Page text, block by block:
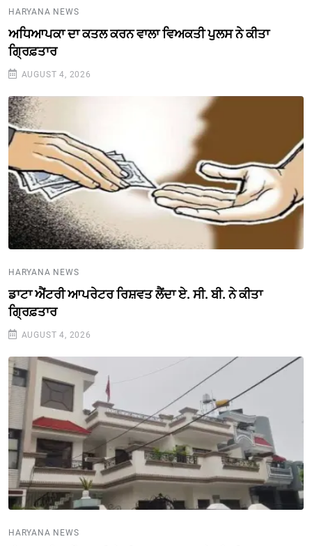
HARYANA NEWS
ਅਧਿਆਪਕਾ ਦਾ ਕਤਲ ਕਰਨ ਵਾਲਾ ਵਿਅਕਤੀ ਪੁਲਸ ਨੇ ਕੀਤਾ
ਗ੍ਰਿਫ਼ਤਾਰ
AUGUST 4, 2026
HARYANA NEWS
ਡਾਟਾ ਐਂਟਰੀ ਆਪਰੇਟਰ ਰਿਸ਼ਵਤ ਲੈਂਦਾ ਏ. ਸੀ. ਬੀ. ਨੇ ਕੀਤਾ
ਗ੍ਰਿਫ਼ਤਾਰ
AUGUST 4, 2026
HARYANA NEWS